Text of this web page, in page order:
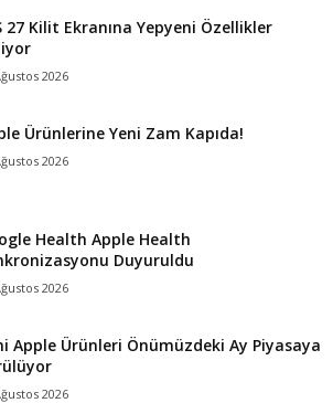
27 Kilit Ekranına Yepyeni Özellikler
2026
Ürünlerine Yeni Zam Kapıda!
2026
Health Apple Health
Duyuruldu
2026
Apple Ürünleri Önümüzdeki Ay Piyasaya
2026